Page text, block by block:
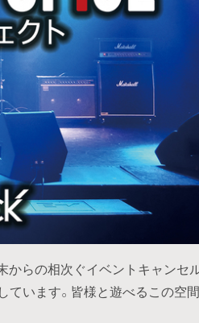
からの相次ぐイベントキャンセ
ています。皆様と遊べるこの空